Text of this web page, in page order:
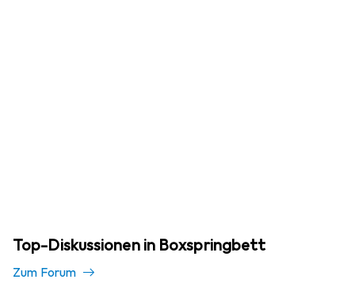
Top-Diskussionen in Boxspringbett
Zum Forum